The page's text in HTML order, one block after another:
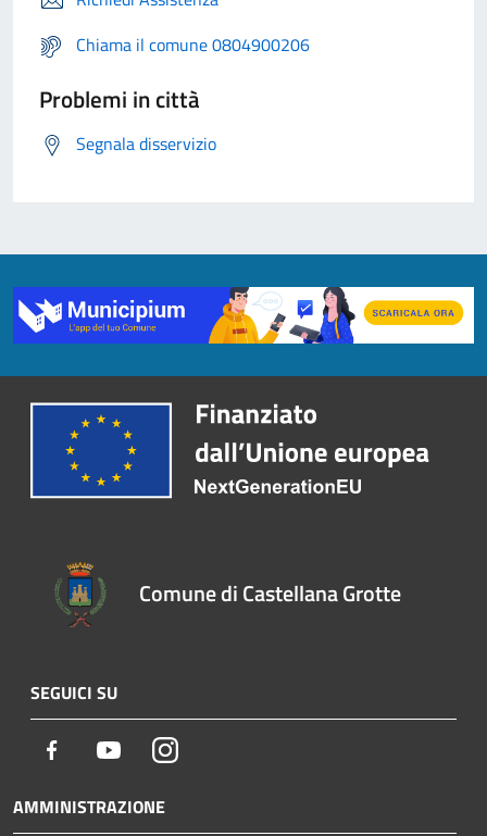
Chiama il comune 0804900206
Problemi in città
Segnala disservizio
Comune di Castellana Grotte
SEGUICI SU
Facebook YoutubeInstagram
AMMINISTRAZIONE